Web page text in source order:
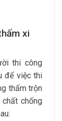
xi
thi công
để việc thi
thấm trộn
chống